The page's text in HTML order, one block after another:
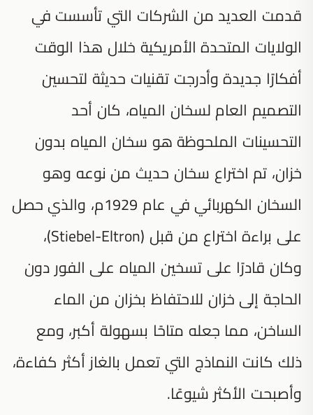
قدمت العديد من الشركات التي تأسست في
الولايات المتحدة الأمريكية خلال هذا الوقت
أفكارًا جديدة وأدرجت تقنيات حديثة لتحسين
التصميم العام لسخان المياه، كان أحد
التحسينات الملحوظة هو سخان المياه بدون
خزان، تم اختراع سخان حديث من نوعه وهو
السخان الكهربائي في عام 1929م، والذي حصل
على براءة اختراع من قبل (Stiebel-Eltron)،
وكان قادرًا على تسخين المياه على الفور دون
الحاجة إلى خزان للاحتفاظ بخزان من الماء
الساخن، مما جعله متاحًا بسهولة أكبر، ومع
ذلك كانت النماذج التي تعمل بالغاز أكثر كفاءة،
وأصبحت الأكثر شيوعًا.